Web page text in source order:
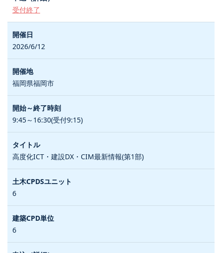
受付終了
2026/6/12
福岡県福岡市
9:45～16:30(受付9:15)
高度化ICT・建設DX・CIM最新情報(第1部)
6
6